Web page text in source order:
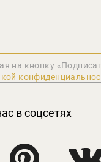
на кнопку
в соцсетях